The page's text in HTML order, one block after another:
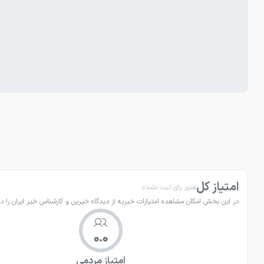
امتیاز کلهنوز رای ثبت نشده.
در این بخش امکان مشاهده امتیازات خیریه از دیدگاه خیرین و کارشناس خیر ایران را
0.0
امتیاز مردمی